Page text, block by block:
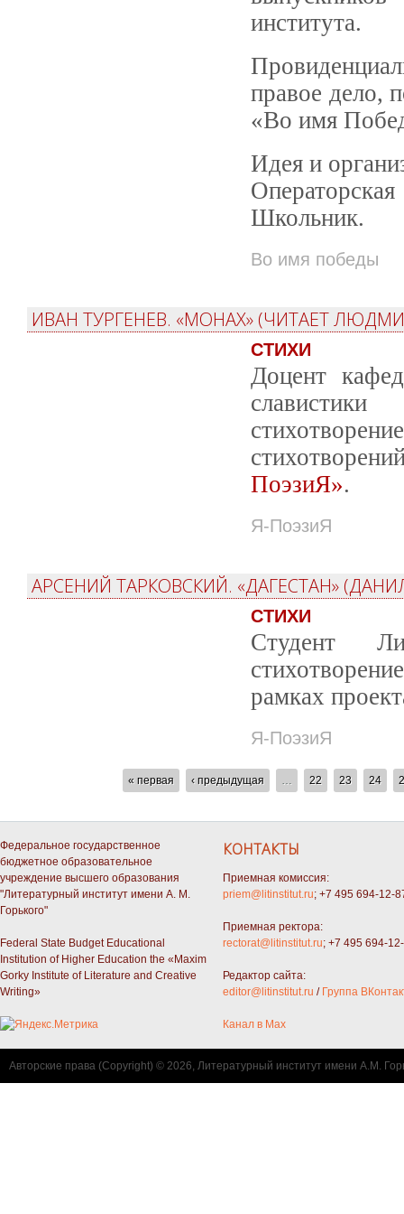
института.
правое дело,
«Во имя
Идея и
Школьник.
Во имя победы
ИВАН ТУРГЕНЕВ. «МОНАХ» (ЧИТАЕТ
СТИХИ
Доцент
ПоэзиЯ».
Я-ПоэзиЯ
АРСЕНИЙ ТАРКОВСКИЙ. «ДАГЕСТАН»
СТИХИ
Студент
рамках
Я-ПоэзиЯ
СТРАНИЦЫ« первая ‹ предыдущая 22 23 24
Федеральное государственное
бюджетное образовательное
учреждение высшего образования
"Литературный институт имени А. М.
Горького"
Federal State Budget Educational
Institution of Higher Education the «Maxim
Gorky Institute of Literature and Creative
Writing»
КОНТАКТЫ
Приемная комиссия:
priem@litinstitut.ru; +7 495 694-12-
Приемная ректора:
rectorat@litinstitut.ru; +7 495 694-
Редактор сайта:
editor@litinstitut.ru / Группа
Канал в Max
Авторские права (Copyright) © 2026, Литературный институт имени А.М.